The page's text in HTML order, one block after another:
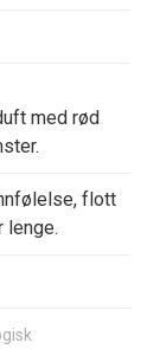
med rød
flott
lenge.